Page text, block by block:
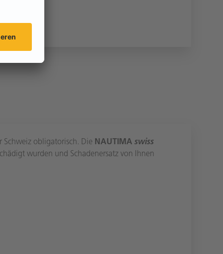
Schweiz obligatorisch. Die NAUTIMA swiss
wurden und Schadenersatz von Ihnen